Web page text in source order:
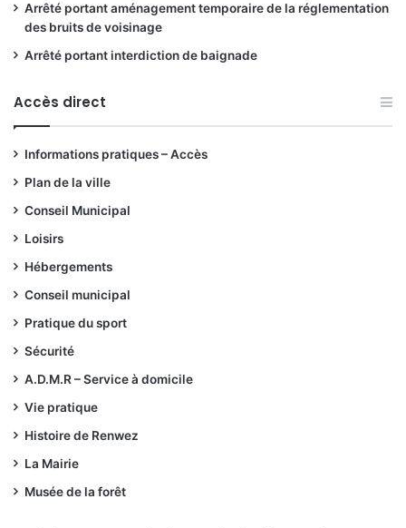
Arrêté portant aménagement temporaire de la réglementation
des bruits de voisinage
Arrêté portant interdiction de baignade
Accès direct
Informations pratiques – Accès
Plan de la ville
Conseil Municipal
Loisirs
Hébergements
Conseil municipal
Pratique du sport
Sécurité
A.D.M.R – Service à domicile
Vie pratique
Histoire de Renwez
La Mairie
Musée de la forêt